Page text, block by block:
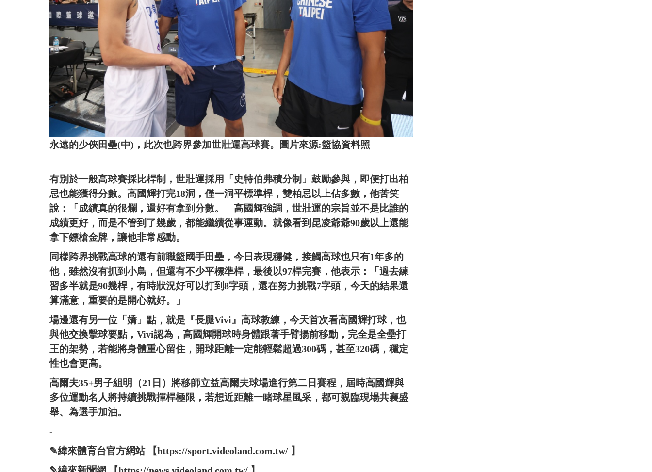
永遠的少俠田壘(中)，此次也跨界參加世壯運高球賽。圖片來源:籃協資料照
有別於一般高球賽採比桿制，世壯運採用「史特伯弗積分制」鼓勵參與，即便打出柏
忌也能獲得分數。高國輝打完18洞，僅一洞平標準桿，雙柏忌以上佔多數，他苦笑
說：「成績真的很爛，還好有拿到分數。」高國輝強調，世壯運的宗旨並不是比誰的
成績更好，而是不管到了幾歲，都能繼續從事運動。就像看到昆凌爺爺90歲以上還能
拿下鏢槍金牌，讓他非常感動。
同樣跨界挑戰高球的還有前職籃國手田壘，今日表現穩健，接觸高球也只有1年多的
他，雖然沒有抓到小鳥，但還有不少平標準桿，最後以97桿完賽，他表示：「過去練
習多半就是90幾桿，有時狀況好可以打到8字頭，還在努力挑戰7字頭，今天的結果還
算滿意，重要的是開心就好。」
場邊還有另一位「嬌」點，就是『長腿Vivi』高球教練，今天首次看高國輝打球，也
與他交換擊球要點，Vivi認為，高國輝開球時身體跟著手臂揚前移動，完全是全壘打
王的架勢，若能將身體重心留住，開球距離一定能輕鬆超過300碼，甚至320碼，穩定
性也會更高。
高爾夫35+男子組明（21日）將移師立益高爾夫球場進行第二日賽程，屆時高國輝與
多位運動名人將持續挑戰揮桿極限，若想近距離一睹球星風采，都可親臨現場共襄盛
舉、為選手加油。
-
✎緯來體育台官方網站 【https://sport.videoland.com.tw/ 】
✎緯來新聞網 【https://news.videoland.com.tw/ 】